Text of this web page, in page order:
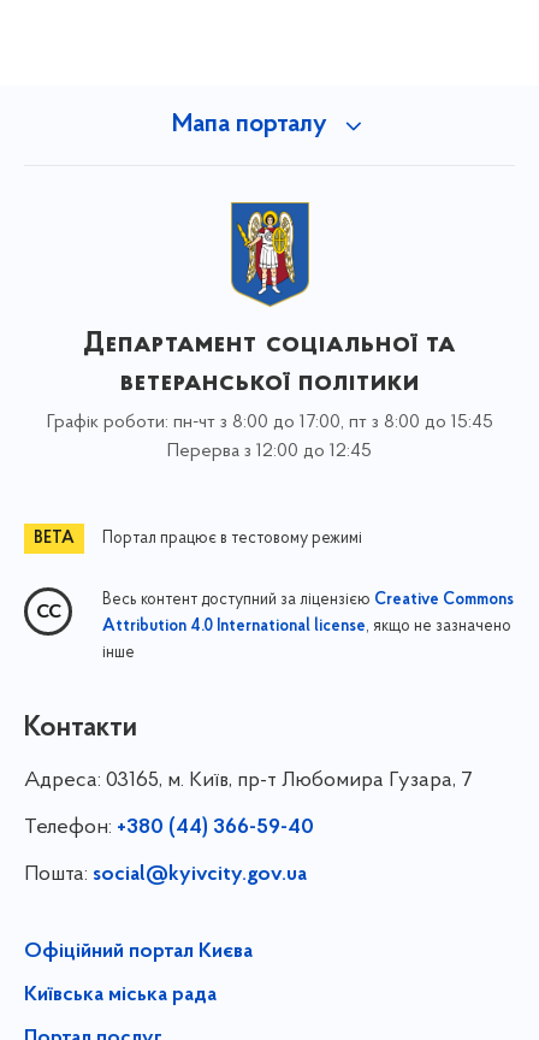
Мапа порталу
Департамент соціальної та
ветеранської політики
Графік роботи: пн-чт з 8:00 до 17:00, пт з 8:00 до 15:45
Перерва з 12:00 до 12:45
Портал працює в тестовому режимі
Весь контент доступний за ліцензією Creative Commons
Attribution 4.0 International license, якщо не зазначено
інше
Контакти
Адреса: 03165, м. Київ, пр-т Любомира Гузара, 7
Телефон: +380 (44) 366-59-40
Пошта: social@kyivcity.gov.ua
Офіційний портал Києва
Київська міська рада